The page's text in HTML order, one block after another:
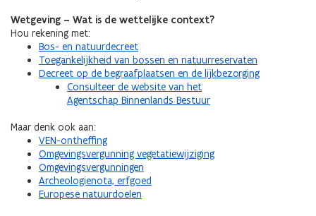
Wetgeving – Wat is de wettelijke context?
Hou rekening met:
Bos- en natuurdecreet
Toegankelijkheid van bossen en natuurreservaten
Decreet op de begraafplaatsen en de lijkbezorging
Consulteer de website van het
Agentschap Binnenlands Bestuur
Maar denk ook aan:
VEN-ontheffing
Omgevingsvergunning vegetatiewijziging
Omgevingsvergunningen
Archeologienota, erfgoed
Europese natuurdoelen